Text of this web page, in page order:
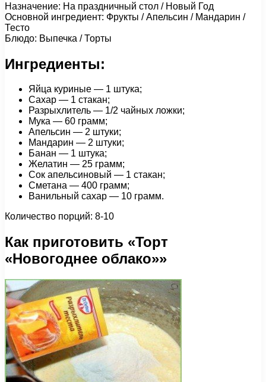
Назначение: На праздничный стол / Новый Год
Основной ингредиент: Фрукты / Апельсин / Мандарин /
Тесто
Блюдо: Выпечка / Торты
Ингредиенты:
Яйца куриные — 1 штука;
Сахар — 1 стакан;
Разрыхлитель — 1/2 чайных ложки;
Мука — 60 грамм;
Апельсин — 2 штуки;
Мандарин — 2 штуки;
Банан — 1 штука;
Желатин — 25 грамм;
Сок апельсиновый — 1 стакан;
Сметана — 400 грамм;
Ванильный сахар — 10 грамм.
Количество порций: 8-10
Как приготовить «Торт
«Новогоднее облако»»